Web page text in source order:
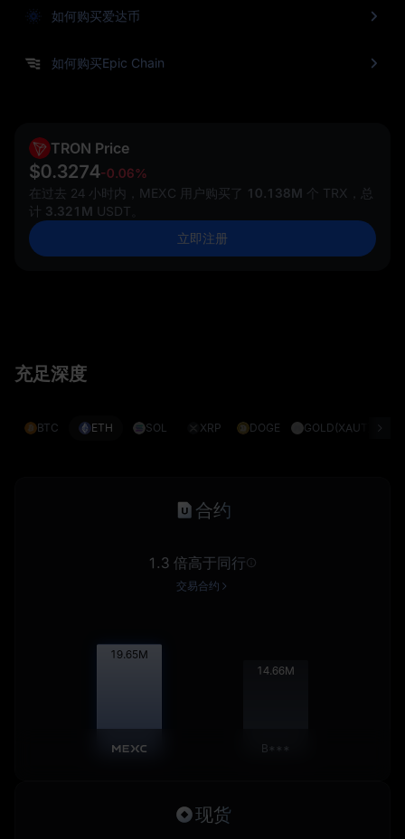
如何购买爱达币
如何购买Epic Chain
TRON Price
$0.3274-0.06%
在过去 24 小时内，MEXC 用户购买了 10.138M 个 TRX，总
计 3.321M USDT。
立即注册
充足深度
BTC ETH SOL XRP DOGE GOLD(XAUT)
合约
1.3 倍高于同行
交易合约
19.67M
14.68M
B***
现货